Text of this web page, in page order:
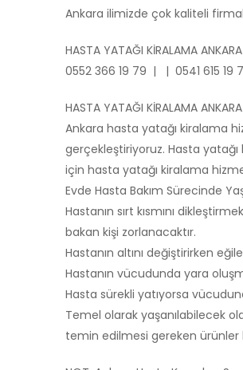
Ankara ilimizde çok kaliteli
HASTA YATAĞI KİRALAMA
0552 366 19 79 | | 0541 615
HASTA YATAĞI KİRALAMA
Ankara hasta yatağı kiralama
gerçekleştiriyoruz. Hasta
için hasta yatağı kiralama
Evde Hasta Bakım Sürecinde
Hastanın sırt kısmını
bakan kişi zorlanacaktır.
Hastanın altını değiştirirken
Hastanın vücudunda yara
Hasta sürekli yatıyorsa
Temel olarak yaşanılabilecek
temin edilmesi gereken ürünler